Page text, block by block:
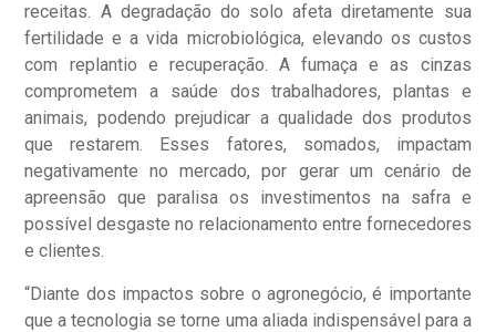
receitas. A degradação do solo afeta diretamente sua
fertilidade e a vida microbiológica, elevando os custos
com replantio e recuperação. A fumaça e as cinzas
comprometem a saúde dos trabalhadores, plantas e
animais, podendo prejudicar a qualidade dos produtos
que restarem. Esses fatores, somados, impactam
negativamente no mercado, por gerar um cenário de
apreensão que paralisa os investimentos na safra e
possível desgaste no relacionamento entre fornecedores
e clientes.
“Diante dos impactos sobre o agronegócio, é importante
que a tecnologia se torne uma aliada indispensável para a